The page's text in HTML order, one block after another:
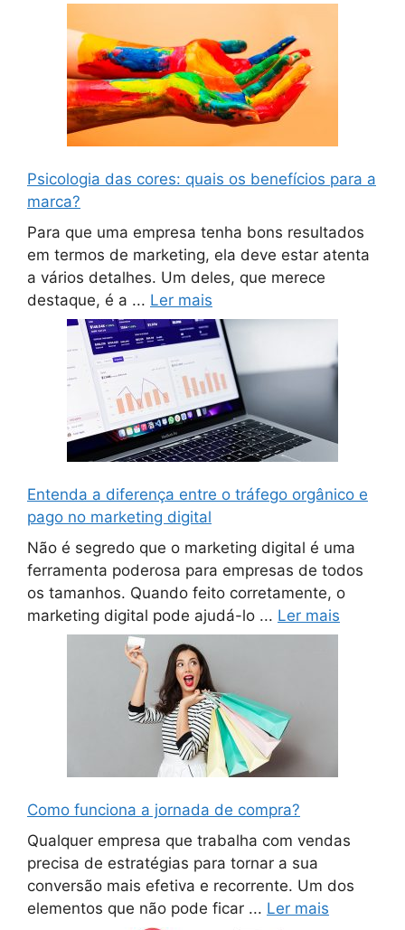
Psicologia das cores: quais os benefícios para a
marca?
Para que uma empresa tenha bons resultados
em termos de marketing, ela deve estar atenta
a vários detalhes. Um deles, que merece
destaque, é a ... Ler mais
Entenda a diferença entre o tráfego orgânico e
pago no marketing digital
Não é segredo que o marketing digital é uma
ferramenta poderosa para empresas de todos
os tamanhos. Quando feito corretamente, o
marketing digital pode ajudá-lo ... Ler mais
Como funciona a jornada de compra?
Qualquer empresa que trabalha com vendas
precisa de estratégias para tornar a sua
conversão mais efetiva e recorrente. Um dos
elementos que não pode ficar ... Ler mais